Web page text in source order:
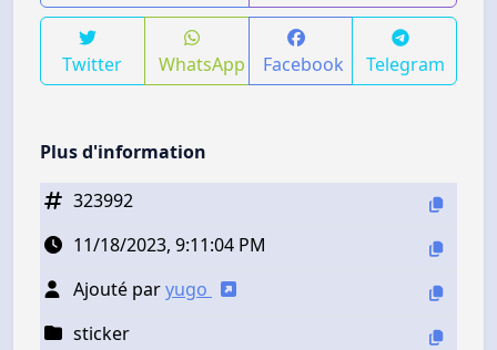
Twitter WhatsApp Facebook Telegram
Plus d'information
323992
11/18/2023, 9:11:04 PM
Ajouté paryugo
sticker